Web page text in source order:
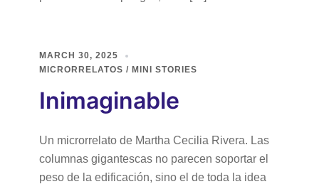
MARCH 30, 2025
MICRORRELATOS / MINI STORIES
Inimaginable
Un microrrelato de Martha Cecilia Rivera. Las
columnas gigantescas no parecen soportar el
peso de la edificación, sino el de toda la idea